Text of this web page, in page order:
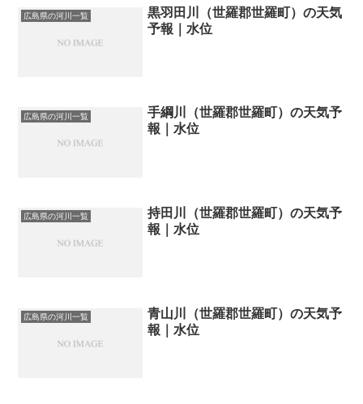
広島県の河川一覧
黒羽田川（世羅郡世羅町）の天気
予報｜水位
広島県の河川一覧
手綱川（世羅郡世羅町）の天気予
報｜水位
広島県の河川一覧
持田川（世羅郡世羅町）の天気予
報｜水位
広島県の河川一覧
青山川（世羅郡世羅町）の天気予
報｜水位